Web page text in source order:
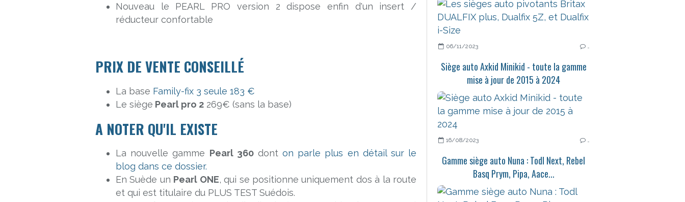
Nouveau le PEARL PRO version 2 dispose enfin d'un insert /
réducteur confortable
PRIX DE VENTE CONSEILLÉ
La base Family-fix 3 seule 183 €
Le siège Pearl pro 2 269€ (sans la base)
A NOTER QU'IL EXISTE
La nouvelle gamme Pearl 360donton parle plus en détail sur le
blog dans ce dossier.
En Suède un Pearl ONE, qui se positionne uniquement dos à la route
et qui est titulaire du PLUS TEST Suédois.
06/11/2023
Siège auto Axkid Minikid - toute la gamme
mise à jour de 2015 à 2024
16/08/2023
Gamme siège auto Nuna : Todl Next, Rebel
Basq Prym, Pipa, Aace...